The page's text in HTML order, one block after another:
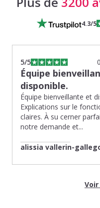
4.3/5
5/5
Équipe
disponible.
Équipe bienveillante et
Explications sur le
claires. À su cerner
notre demande et...
alissia vallerin-